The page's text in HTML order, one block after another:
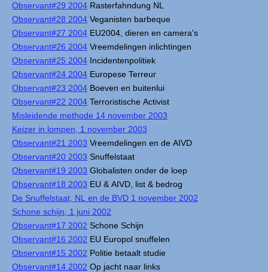
Observant#29 2004 Rasterfahndung NL
Observant#28 2004 Veganisten barbeque
Observant#27 2004 EU2004, dieren en camera's
Observant#26 2004 Vreemdelingen inlichtingen
Observant#25 2004 Incidentenpolitiek
Observant#24 2004 Europese Terreur
Observant#23 2004 Boeven en buitenlui
Observant#22 2004 Terroristische Activist
Misleidende methode 14 november 2003
Keizer in lompen, 1 november 2003
Observant#21 2003 Vreemdelingen en de AIVD
Observant#20 2003 Snuffelstaat
Observant#19 2003 Globalisten onder de loep
Observant#18 2003 EU & AIVD, list & bedrog
De Snuffelstaat, NL en de BVD 1 november 2002
Schone schijn, 1 juni 2002
Observant#17 2002 Schone Schijn
Observant#16 2002 EU Europol snuffelen
Observant#15 2002 Politie betaalt studie
Observant#14 2002 Op jacht naar links